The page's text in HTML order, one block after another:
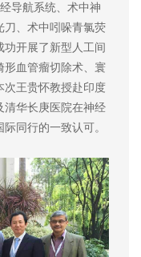
导航系统、术中神
刀、术中吲哚青氯荧
功开展了新型人工间
形血管瘤切除术、寰
次王贵怀教授赴印度
清华长庚医院在神经
同行的一致认可。